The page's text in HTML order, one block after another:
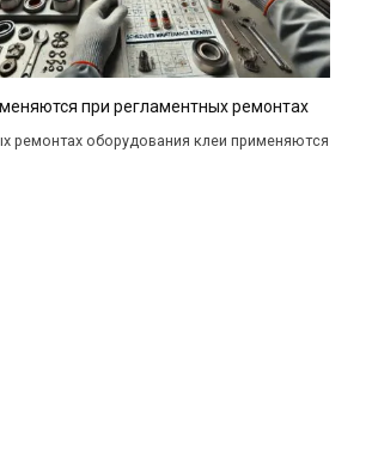
при регламентных ремонтах
ремонтах оборудования клеи применяются